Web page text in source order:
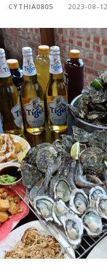
CYTHIA0805 2023-08-